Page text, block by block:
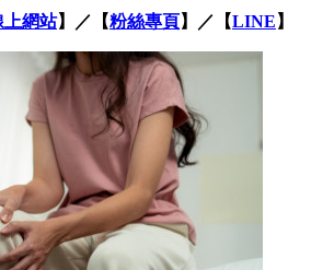
上網站】／【粉絲專頁 】／【LINE 】